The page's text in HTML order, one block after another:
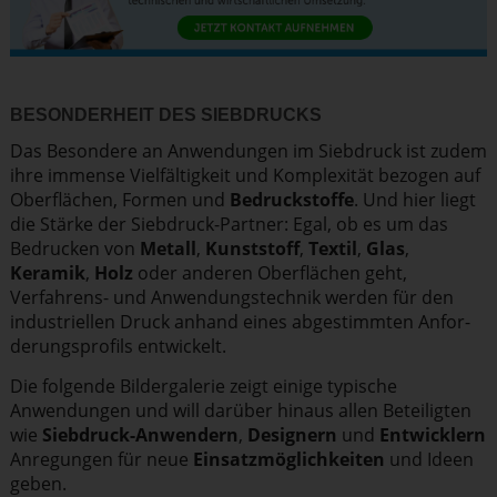
BESON­DERHEIT DES SIEBDRUCKS
Das Besondere an Anwendungen im Siebdruck ist zudem
ihre immense Vielfäl­tigkeit und Komplexität bezogen auf
Oberflächen, Formen und Bedruck­stoffe. Und hier liegt
die Stärke der Siebdruck-Partner: Egal, ob es um das
Bedrucken von Metall, Kunststoff, Textil, Glas,
Keramik, Holz oder anderen Oberflächen geht,
Verfahrens- und Anwen­dungs­technik werden für den
indus­tri­ellen Druck anhand eines abgestimmten Anfor­
de­rungs­profils entwickelt.
Die folgende Bilder­ga­lerie zeigt einige typische
Anwendungen und will darüber hinaus allen Beteiligten
wie Siebdruck-Anwendern, Designern und Entwicklern
Anregungen für neue Einsatz­mög­lich­keiten und Ideen
geben.